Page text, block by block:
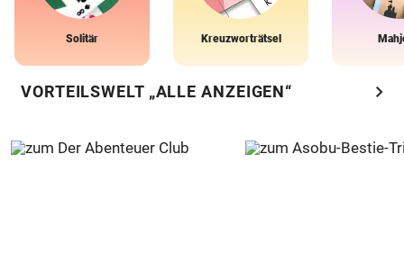
Solitär Kreuzworträtsel
VORTEILSWELT „ALLE ANZEIGEN“ chevron_right